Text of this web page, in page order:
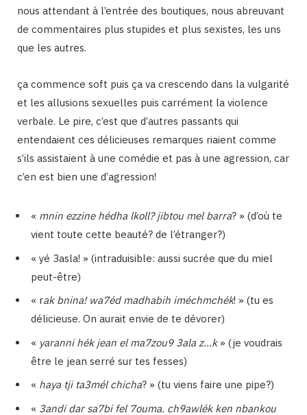
nous attendant à l’entrée des boutiques, nous abreuvant
de commentaires plus stupides et plus sexistes, les uns
que les autres.
ça commence soft puis ça va crescendo dans la vulgarité
et les allusions sexuelles puis carrément la violence
verbale. Le pire, c’est que d’autres passants qui
entendaient ces délicieuses remarques riaient comme
s’ils assistaient à une comédie et pas à une agression, car
c’en est bien une d’agression!
« mnin ezzine hédha lkoll? jibtou mel barra? » (d’où te
vient toute cette beauté? de l’étranger?)
« yé 3asla! » (intraduisible: aussi sucrée que du miel
peut-être)
« rak bnina! wa7éd madhabih iméchmchék! » (tu es
délicieuse. On aurait envie de te dévorer)
« yaranni hék jean el ma7zou9 3ala z…k» (je voudrais
être le jean serré sur tes fesses)
« haya tji ta3mél chicha? » (tu viens faire une pipe?)
« 3andi dar sa7bi fel 7ouma. ch9awlék ken nbankou